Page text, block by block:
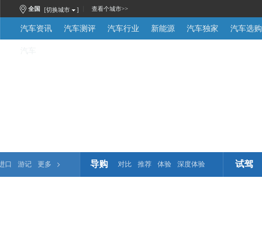
全国 [切换城市 ] 查看个城市>>
汽车资讯 汽车测评 汽车行业 新能源 汽车独家 汽车选购
口 游记 更多 导购 对比 推荐 体验 深度体验 试驾